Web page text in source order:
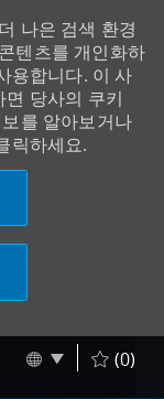
나은 검색 환경
텐츠를 개인화하
용합니다. 이 사
당사의 쿠키
를 알아보거나
릭하세요.
Language
Korean (0)